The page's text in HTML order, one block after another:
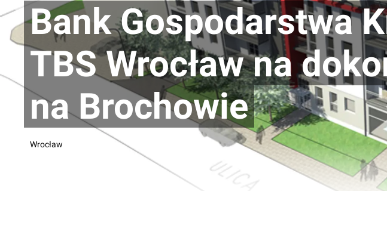
Bank Gospodarstwa
TBS Wrocław na
na Brochowie
Wrocław